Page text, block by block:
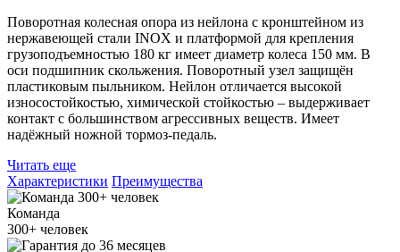
Поворотная колесная опора из нейлона с кронштейном из
нержавеющей стали INOX и платформой для крепления
грузоподъемностью 180 кг имеет диаметр колеса 150 мм. В
оси подшипник скольжения. Поворотный узел защищён
пластиковым пыльником. Нейлон отличается высокой
износостойкостью, химической стойкостью – выдерживает
контакт с большинством агрессивных веществ. Имеет
надёжный ножной тормоз-педаль.
Читать еще
Характеристики Преимущества
Команда
300+ человек